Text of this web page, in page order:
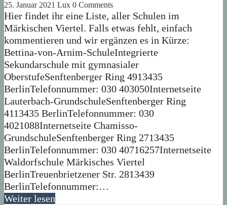
25. Januar 2021 Lux 0 Comments
Hier findet ihr eine Liste, aller Schulen im
Märkischen Viertel. Falls etwas fehlt, einfach
kommentieren und wir ergänzen es in Kürze:
Bettina-von-Arnim-SchuleIntegrierte
Sekundarschule mit gymnasialer
OberstufeSenftenberger Ring 4913435
BerlinTelefonnummer: 030 403050Internetseite
Lauterbach-GrundschuleSenftenberger Ring
4113435 BerlinTelefonnummer: 030
4021088Internetseite Chamisso-
GrundschuleSenftenberger Ring 2713435
BerlinTelefonnummer: 030 40716257Internetseite
Waldorfschule Märkisches Viertel
BerlinTreuenbrietzener Str. 2813439
BerlinTelefonnummer:…
Weiter lesen